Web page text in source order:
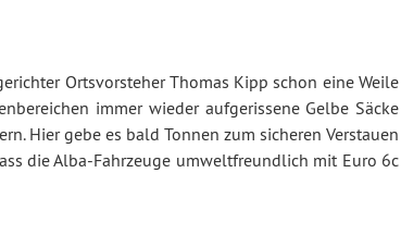
Ortsvorsteher Thomas Kipp schon eine Weile
immer wieder aufgerissene Gelbe Säcke
Hier gebe es bald Tonnen zum sicheren Verstauen
die Alba-Fahrzeuge umweltfreundlich mit Euro 6c